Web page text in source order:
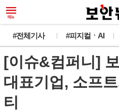
#전체기사 #피지컬ㆍAI
[이슈&컴퍼니]
대표기업, 소프
티